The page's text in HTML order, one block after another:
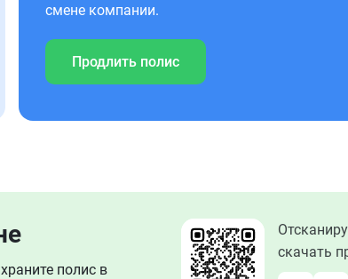
смене компании.
Продлить полис
полис в
скачать